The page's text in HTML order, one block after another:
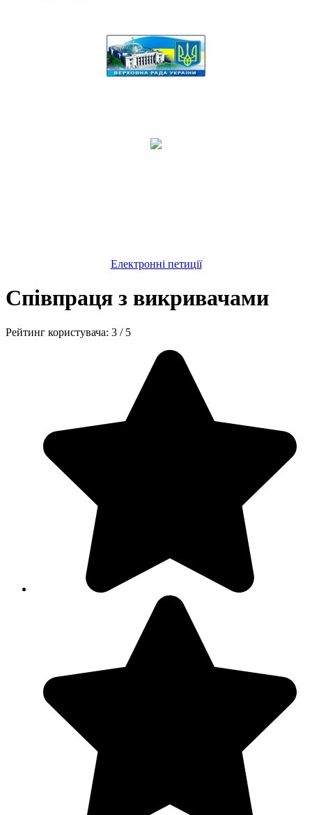
Електронні петиції
Співпраця з викривачами
Рейтинг користувача: 3 / 5